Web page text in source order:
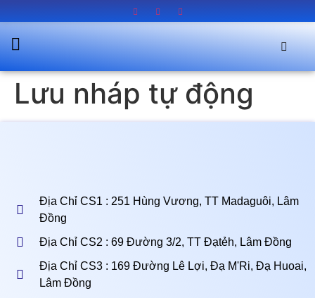
Lưu nháp tự động
Địa Chỉ CS1 : 251 Hùng Vương, TT Madaguôi, Lâm
Đồng
Địa Chỉ CS2 : 69 Đường 3/2, TT Đạtẻh, Lâm Đồng
Địa Chỉ CS3 : 169 Đường Lê Lợi, Đạ M'Ri, Đạ Huoai,
Lâm Đồng